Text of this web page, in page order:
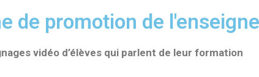
de promotion de
vidéo d’élèves qui parlent de leur formation